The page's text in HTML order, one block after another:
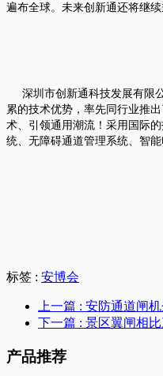
遍布全球。未来创新通还将继续
深圳市创新通科技发展有限公
累的技术优势，率先同行业推
术、引领通用潮流！采用国际
统、无障碍通道管理系统、智
标签 : 安博会
上一篇 : 安防通道闸
下一篇 : 景区翼闸相
产品推荐